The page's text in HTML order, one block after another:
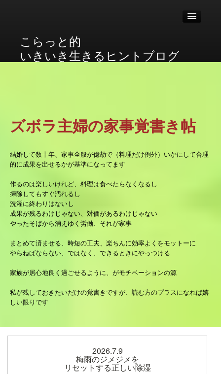
こらっと的
いきいき生きるヒントブログ
猫
介護
家事
加齢
ズボラ主婦の家事覚書き帖
結婚して数十年、家事全般が億劫で（料理だけ例外）いかにして合理
的に成果を出せるかが基準になってます
作るのは楽しいけれど、料理は食べたらなくなるし
掃除してもすぐ汚れるし
洗濯に終わりはないし
成果が残るわけじゃない、対価があるわけじゃない
やったそばから消えゆく労働、それが家事
まとめて済ませる、時短の工夫、楽ちんに効率よくをモットーに
やらねばならない、ではなく、できるときにやっつける
家族が居心地良く過ごせるように、がモチベーションの源
私が残しておきたいだけの覚書きですが、読む方のプラスになれば嬉
しい限りです
2026.7.9
梅雨のジメジメを
リセットする正しい除湿